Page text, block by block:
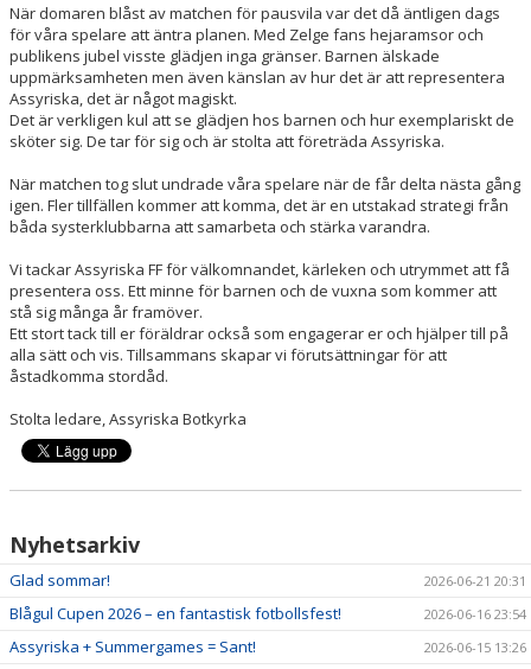
När domaren blåst av matchen för pausvila var det då äntligen dags
för våra spelare att äntra planen. Med Zelge fans hejaramsor och
publikens jubel visste glädjen inga gränser. Barnen älskade
uppmärksamheten men även känslan av hur det är att representera
Assyriska, det är något magiskt.
Det är verkligen kul att se glädjen hos barnen och hur exemplariskt de
sköter sig. De tar för sig och är stolta att företräda Assyriska.
När matchen tog slut undrade våra spelare när de får delta nästa gång
igen. Fler tillfällen kommer att komma, det är en utstakad strategi från
båda systerklubbarna att samarbeta och stärka varandra.
Vi tackar Assyriska FF för välkomnandet, kärleken och utrymmet att få
presentera oss. Ett minne för barnen och de vuxna som kommer att
stå sig många år framöver.
Ett stort tack till er föräldrar också som engagerar er och hjälper till på
alla sätt och vis. Tillsammans skapar vi förutsättningar för att
åstadkomma stordåd.
Stolta ledare, Assyriska Botkyrka
Nyhetsarkiv
Glad sommar! 2026-06-21 20:31
Blågul Cupen 2026 – en fantastisk fotbollsfest! 2026-06-16 23:54
Assyriska + Summergames = Sant! 2026-06-15 13:26